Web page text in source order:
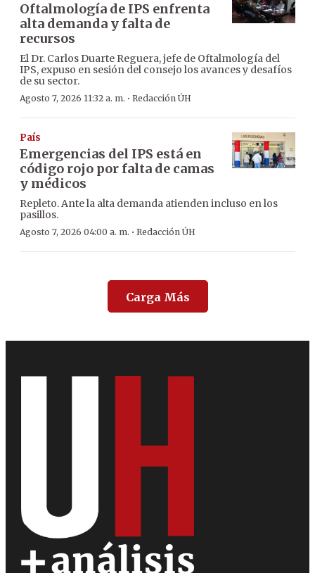
Oftalmología de IPS enfrenta
alta demanda y falta de
recursos
El Dr. Carlos Duarte Reguera, jefe de Oftalmología del
IPS, expuso en sesión del consejo los avances y desafíos
de su sector.
Agosto 7, 2026 11:32 a. m. · Redacción ÚH
País
Emergencias del IPS está en
código rojo por falta de camas
y médicos
Repleto. Ante la alta demanda atienden incluso en los
pasillos.
Agosto 7, 2026 04:00 a. m. · Redacción ÚH
Carga Más